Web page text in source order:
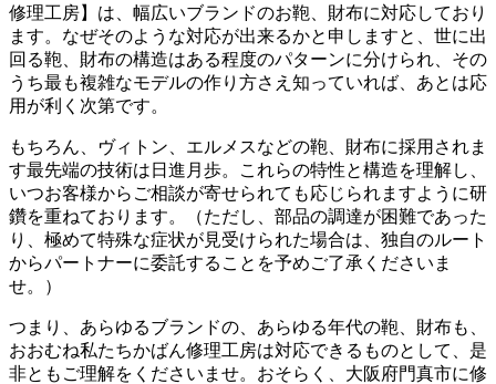
修理工房】は、幅広いブランドのお鞄、財布に対応しており
ます。なぜそのような対応が出来るかと申しますと、世に出
回る鞄、財布の構造はある程度のパターンに分けられ、その
うち最も複雑なモデルの作り方さえ知っていれば、あとは応
用が利く次第です。
もちろん、ヴィトン、エルメスなどの鞄、財布に採用されま
す最先端の技術は日進月歩。これらの特性と構造を理解し、
いつお客様からご相談が寄せられても応じられますように研
鑽を重ねております。（ただし、部品の調達が困難であった
り、極めて特殊な症状が見受けられた場合は、独自のルート
からパートナーに委託することを予めご了承くださいま
せ。）
つまり、あらゆるブランドの、あらゆる年代の鞄、財布も、
おおむね私たちかばん修理工房は対応できるものとして、是
非ともご理解をくださいませ。おそらく、大阪府門真市に修